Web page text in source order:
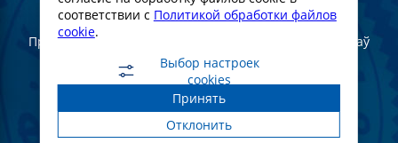
© Футбольны клуб Дынама-Мінск. 2022
Пры поўным або частковым выкарыстанні матэрыялаў
спасылка на афіцыйны сайт ФК "Дынама-Мінск"
абавязковая
Создание и продвижение сайта -
WebGroup.PRO
соответствии с Политикой обработки файлов
cookie.
Выбор настроек
cookies
Принять
Отклонить